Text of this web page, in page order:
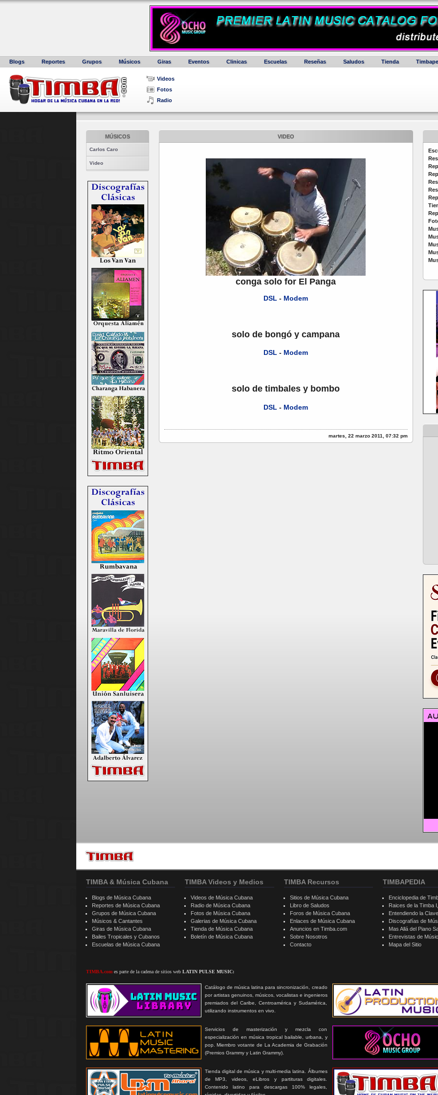
Blogs Reportes Grupos Músicos Giras Eventos Clinicas Escuelas Reseñas Saludos Tienda
Videos
Fotos
Radio
MÚSICOS
Carlos Caro
Video
VIDEO
conga solo for El Panga
DSL - Modem
solo de bongó y campana
DSL - Modem
solo de timbales y bombo
DSL - Modem
martes, 22 marzo 2011, 07:32 pm
TIMBA & Música Cubana
Blogs de Música Cubana
Reportes de Música Cubana
Grupos de Música Cubana
Músicos & Cantantes
Giras de Música Cubana
Bailes Tropicales y Cubanos
Escuelas de Música Cubana
TIMBA.comes parte de la cadena de sitios web LATIN PULSE MUSIC:
Catálogo de música latina para sincronización, creado
por artistas genuinos, músicos, vocalistas e ingenieros
premiados del Caribe, Centroamérica y Sudamérica,
utilizando instrumentos en vivo.
Servicios de masterización y mezcla con
especialización en música tropical bailable, urbana, y
pop. Miembro votante de La Academia de Grabación
(Premios Grammy y Latin Grammy).
Tienda digital de música y multi-media latina. Álbumes
de MP3, videos, eLibros y partituras digitales.
Contenido latino para descargas 100% legales,
TIMBA Videos y Medios
Videos de Música Cubana
Radio de Música Cubana
Fotos de Música Cubana
Galerias de Música Cubana
Tienda de Música Cubana
Boletín de Música Cubana
TIMBA Recursos
Sitios de Música Cubana
Libro de Saludos
Foros de Música Cubana
Enlaces de Música Cubana
Anuncios en Timba.com
Sobre Nosotros
Contacto
TIMBAPEDIA
Enciclopedia de
Raices de la Timba
Entendiendo la
Discografías de
Mas Allá del Piano
Entrevistas de
Mapa del Sitio